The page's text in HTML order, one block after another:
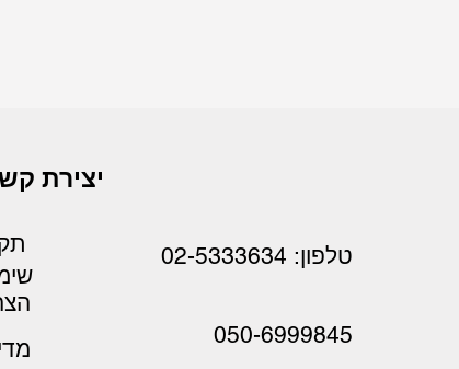
יצירת
050-6999845
טלפון: 02-5333634